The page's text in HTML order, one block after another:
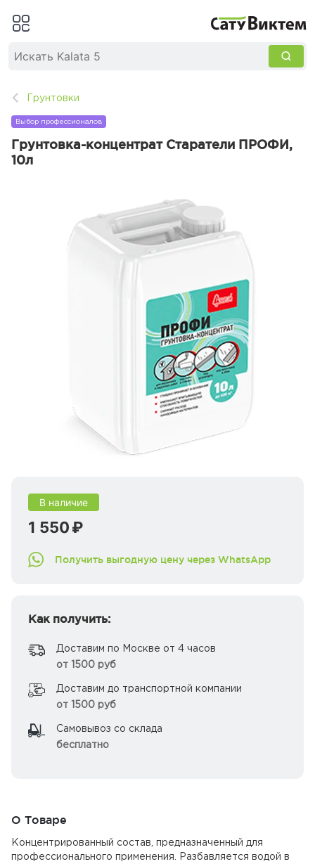
Грунтовки
Выбор профессионалов
Грунтовка-концентрат Старатели ПРОФИ,
10л
В наличие
1 550 ₽
Получить выгодную цену через WhatsApp
Как получить:
Доставим по Москве от 4 часов
от 1500 руб
Доставим до транспортной компании
от 1500 руб
Самовывоз со склада
бесплатно
О Товаре
Концентрированный состав, предназначенный для
профессионального применения. Разбавляется водой в